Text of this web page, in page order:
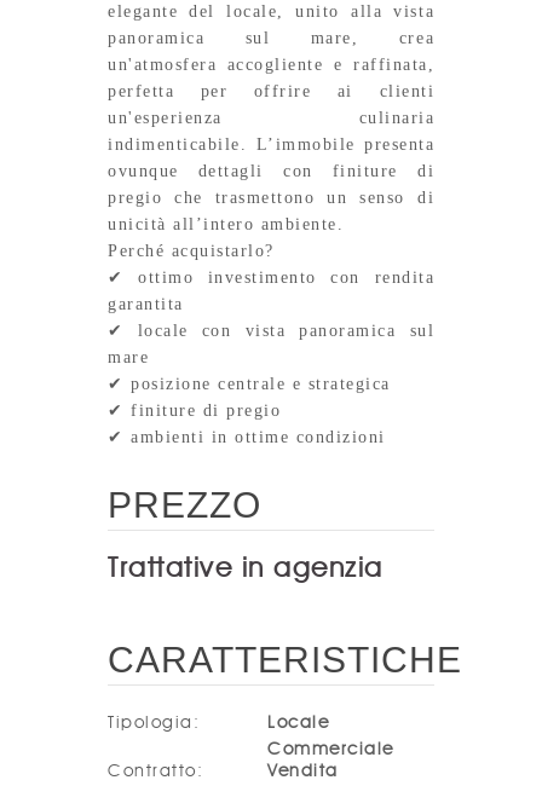
elegante del locale, unito alla vista
panoramica sul mare, crea
un'atmosfera accogliente e raffinata,
perfetta per offrire ai clienti
un'esperienza culinaria
indimenticabile. L’immobile presenta
ovunque dettagli con finiture di
pregio che trasmettono un senso di
unicità all’intero ambiente.
Perché acquistarlo?
✔
ottimo investimento con rendita
garantita
✔
locale con vista panoramica sul
mare
✔ posizione centrale e strategica
✔ finiture di pregio
✔ ambienti in ottime condizioni
PREZZO
Trattative in agenzia
CARATTERISTICHE
Tipologia :
Locale
Commerciale
Contratto : Vendita